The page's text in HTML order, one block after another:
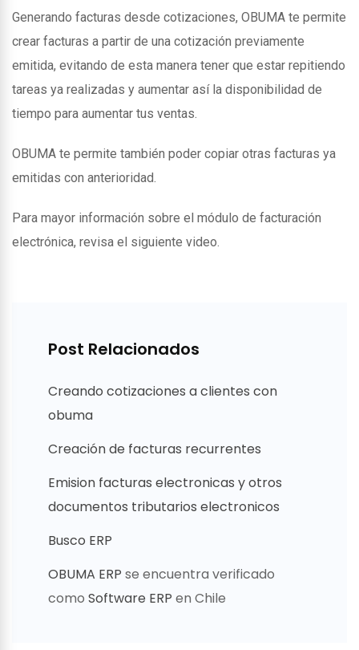
Generando facturas desde cotizaciones, OBUMA te permite
crear facturas a partir de una cotización previamente
emitida, evitando de esta manera tener que estar repitiendo
tareas ya realizadas y aumentar así la disponibilidad de
tiempo para aumentar tus ventas.
OBUMA te permite también poder copiar otras facturas ya
emitidas con anterioridad.
Para mayor información sobre el módulo de facturación
electrónica, revisa el siguiente video.
Post Relacionados
Creando cotizaciones a clientes con
obuma
Creación de facturas recurrentes
Emision facturas electronicas y otros
documentos tributarios electronicos
Busco ERP
OBUMA ERP se encuentra verificado
como Software ERP en Chile